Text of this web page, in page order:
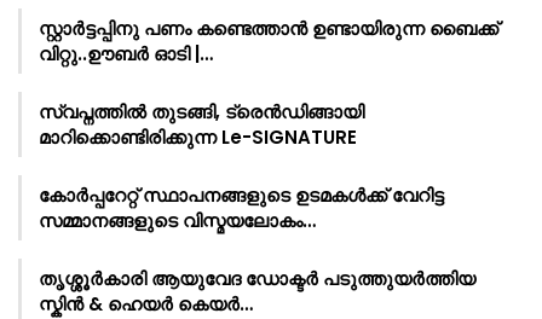
സ്റ്റാർട്ടപ്പിനു പണം കണ്ടെത്താൻ ഉണ്ടായിരുന്ന ബൈക്ക്
വിറ്റു..ഊബർ ഓടി |…
സ്വപ്നത്തിൽ തുടങ്ങി, ട്രെൻഡിങ്ങായി
മാറിക്കൊണ്ടിരിക്കുന്ന Le-SIGNATURE
കോർപ്പറേറ്റ് സ്ഥാപനങ്ങളുടെ ഉടമകൾക്ക് വേറിട്ട
സമ്മാനങ്ങളുടെ വിസ്മയലോകം…
തൃശ്ശൂർകാരി ആയുവേദ ഡോക്ടർ പടുത്തുയർത്തിയ
സ്കിൻ & ഹെയർ കെയർ…